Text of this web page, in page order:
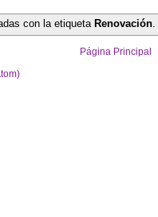
con la etiqueta Renovación
Página Principal